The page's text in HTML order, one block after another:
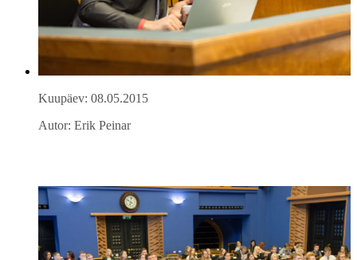
Kuupäev: 08.05.2015
Autor: Erik Peinar